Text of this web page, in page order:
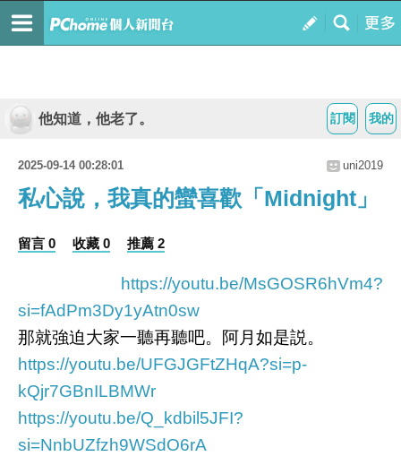
我的
訂閱
他知道，他老了。
2025-09-14 00:28:01 uni2019
私心說，我真的蠻喜歡「Midnight」
留言 0 收藏 0 推薦 2
https://youtu.be/MsGOSR6hVm4?
si=fAdPm3Dy1yAtn0sw
那就強迫大家一聽再聽吧。阿月如是説。
https://youtu.be/UFGJGFtZHqA?si=p-
kQjr7GBnILBMWr
https://youtu.be/Q_kdbil5JFI?
si=NnbUZfzh9WSdO6rA